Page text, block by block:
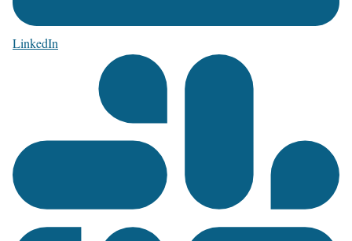
LinkedIn